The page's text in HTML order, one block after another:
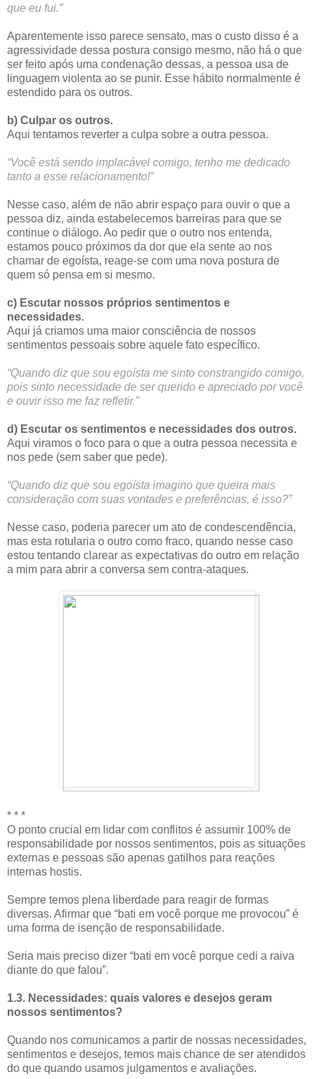
que eu fui.”
Aparentemente isso parece sensato, mas o custo disso é a
agressividade dessa postura consigo mesmo, não há o que
ser feito após uma condenação dessas, a pessoa usa de
linguagem violenta ao se punir. Esse hábito normalmente é
estendido para os outros.
b) Culpar os outros.
Aqui tentamos reverter a culpa sobre a outra pessoa.
“Você está sendo implacável comigo, tenho me dedicado
tanto a esse relacionamento!”
Nesse caso, além de não abrir espaço para ouvir o que a
pessoa diz, ainda estabelecemos barreiras para que se
continue o diálogo. Ao pedir que o outro nos entenda,
estamos pouco próximos da dor que ela sente ao nos
chamar de egoísta, reage-se com uma nova postura de
quem só pensa em si mesmo.
c) Escutar nossos próprios sentimentos e
necessidades.
Aqui já criamos uma maior consciência de nossos
sentimentos pessoais sobre aquele fato específico.
“Quando diz que sou egoísta me sinto constrangido comigo,
pois sinto necessidade de ser querido e apreciado por você
e ouvir isso me faz refletir.”
d) Escutar os sentimentos e necessidades dos outros.
Aqui viramos o foco para o que a outra pessoa necessita e
nos pede (sem saber que pede).
“Quando diz que sou egoísta imagino que queira mais
consideração com suas vontades e preferências, é isso?”
Nesse caso, poderia parecer um ato de condescendência,
mas esta rotularia o outro como fraco, quando nesse caso
estou tentando clarear as expectativas do outro em relação
a mim para abrir a conversa sem contra-ataques.
* * *
O ponto crucial em lidar com conflitos é assumir 100% de
responsabilidade por nossos sentimentos, pois as situações
externas e pessoas são apenas gatilhos para reações
internas hostis.
Sempre temos plena liberdade para reagir de formas
diversas. Afirmar que “bati em você porque me provocou” é
uma forma de isenção de responsabilidade.
Seria mais preciso dizer “bati em você porque cedi a raiva
diante do que falou”.
1.3. Necessidades: quais valores e desejos geram
nossos sentimentos?
Quando nos comunicamos a partir de nossas necessidades,
sentimentos e desejos, temos mais chance de ser atendidos
do que quando usamos julgamentos e avaliações.